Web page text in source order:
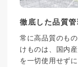
徹底した品質管
常に高品質のも
けものは、国内
を一切使用せず